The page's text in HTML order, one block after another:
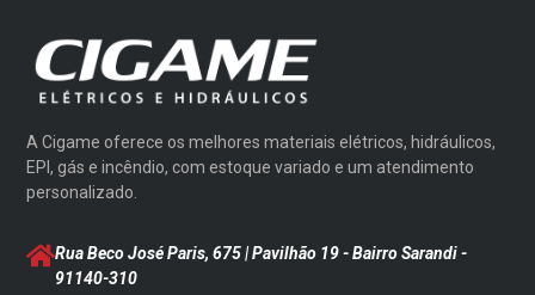
A Cigame oferece os melhores materiais elétricos, hidráulicos,
EPI, gás e incêndio, com estoque variado e um atendimento
personalizado.
Rua Beco José Paris, 675 | Pavilhão 19 - Bairro Sarandi-
91140-310